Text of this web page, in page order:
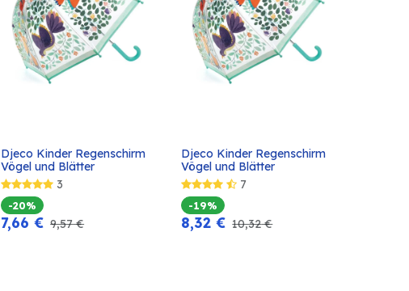
In den
Warenkorb
Djeco Kinder Regenschirm
Vögel und Blätter
3
-20%
7,66 € 9,57€
In den
Warenkorb
Djeco Kinder Regenschirm
Vögel und Blätter
7
-19%
8,32 € 10,32€